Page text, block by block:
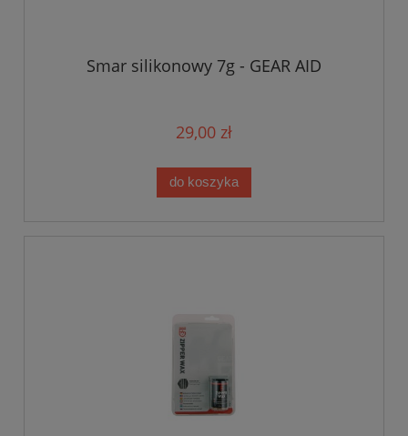
Smar silikonowy 7g - GEAR AID
29,00 zł
do koszyka